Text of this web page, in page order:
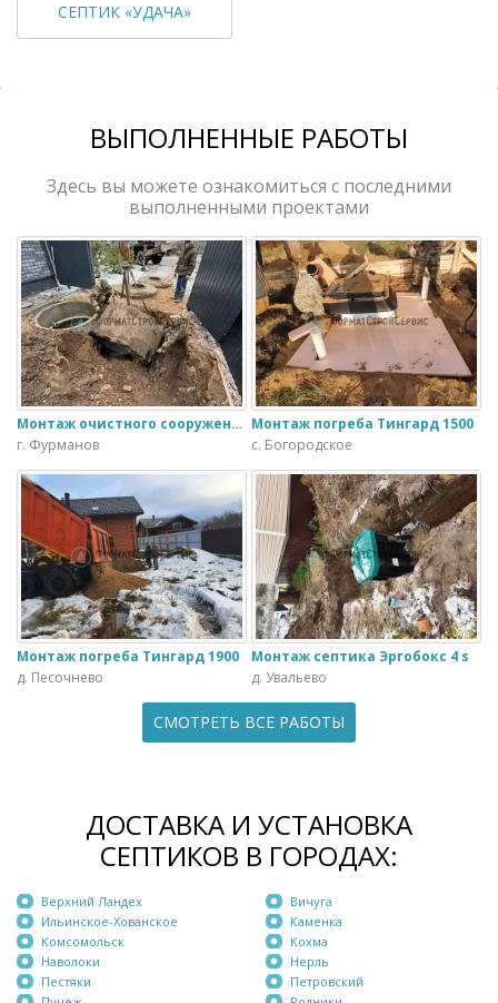
СЕПТИК «УДАЧА»
ВЫПОЛНЕННЫЕ РАБОТЫ
Здесь вы можете ознакомиться с последними
выполненными проектами
Монтаж очистного сооружения Тверь - 1.1ПН в загородном доме
г. Фурманов
Монтаж погреба Тингард 1500
с. Богородское
Монтаж погреба Тингард 1900
д. Песочнево
Монтаж септика Эргобокс 4 s
д. Увальево
СМОТРЕТЬ ВСЕ РАБОТЫ
ДОСТАВКА И УСТАНОВКА
СЕПТИКОВ В ГОРОДАХ:
Верхний Ландех
Ильинское-Хованское
Комсомольск
Наволоки
Пестяки
Вичуга
Каменка
Кохма
Нерль
Петровский